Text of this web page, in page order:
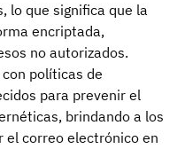
lo que significa que la
encriptada,
no autorizados.
políticas de
para prevenir el
brindando a los
el correo electrónico en